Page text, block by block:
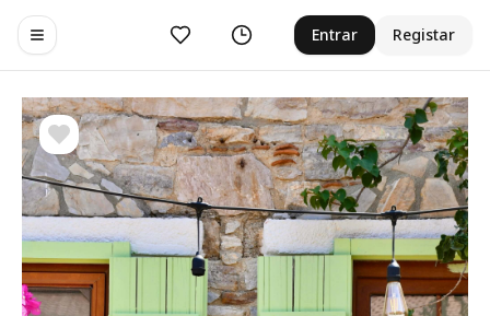
Toggle navigation menu
Curtir Histórico Entrar Registar